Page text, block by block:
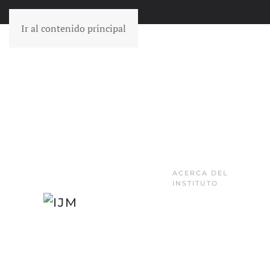
Ir al contenido principal
ACERCA DEL
INSTITUTO